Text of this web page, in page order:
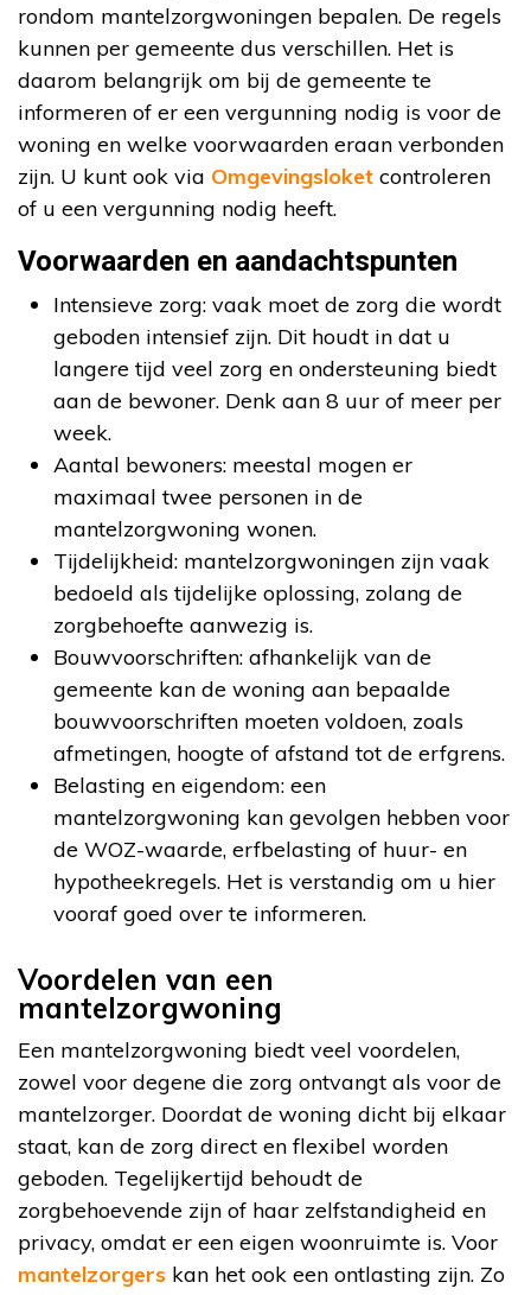
rondom mantelzorgwoningen bepalen. De regels
kunnen per gemeente dus verschillen. Het is
daarom belangrijk om bij de gemeente te
informeren of er een vergunning nodig is voor de
woning en welke voorwaarden eraan verbonden
zijn. U kunt ook via Omgevingsloket controleren
of u een vergunning nodig heeft.
Voorwaarden en aandachtspunten
Intensieve zorg: vaak moet de zorg die wordt
geboden intensief zijn. Dit houdt in dat u
langere tijd veel zorg en ondersteuning biedt
aan de bewoner. Denk aan 8 uur of meer per
week.
Aantal bewoners: meestal mogen er
maximaal twee personen in de
mantelzorgwoning wonen.
Tijdelijkheid: mantelzorgwoningen zijn vaak
bedoeld als tijdelijke oplossing, zolang de
zorgbehoefte aanwezig is.
Bouwvoorschriften: afhankelijk van de
gemeente kan de woning aan bepaalde
bouwvoorschriften moeten voldoen, zoals
afmetingen, hoogte of afstand tot de erfgrens.
Belasting en eigendom: een
mantelzorgwoning kan gevolgen hebben voor
de WOZ-waarde, erfbelasting of huur- en
hypotheekregels. Het is verstandig om u hier
vooraf goed over te informeren.
Voordelen van een
mantelzorgwoning
Een mantelzorgwoning biedt veel voordelen,
zowel voor degene die zorg ontvangt als voor de
mantelzorger. Doordat de woning dicht bij elkaar
staat, kan de zorg direct en flexibel worden
geboden. Tegelijkertijd behoudt de
zorgbehoevende zijn of haar zelfstandigheid en
privacy, omdat er een eigen woonruimte is. Voor
mantelzorgers kan het ook een ontlasting zijn. Zo